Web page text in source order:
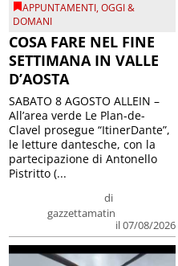
APPUNTAMENTI,OGGI &
DOMANI
COSA FARE NEL FINE
SETTIMANA IN VALLE
D’AOSTA
di
gazzettamatin
il 07/08/2026
SABATO 8 AGOSTO ALLEIN –
All’area verde Le Plan-de-
Clavel prosegue “ItinerDante”,
le letture dantesche, con la
partecipazione di Antonello
Pistritto (...